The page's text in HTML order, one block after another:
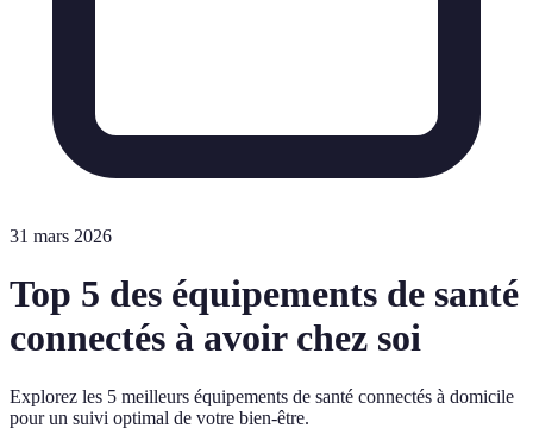
31 mars 2026
Top 5 des équipements de santé
connectés à avoir chez soi
Explorez les 5 meilleurs équipements de santé connectés à domicile
pour un suivi optimal de votre bien-être.